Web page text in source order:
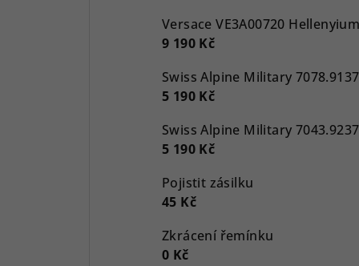
9 190 Kč
5 190 Kč
5 190 Kč
Pojistit zásilku
45 Kč
Zkrácení řemínku
0 Kč